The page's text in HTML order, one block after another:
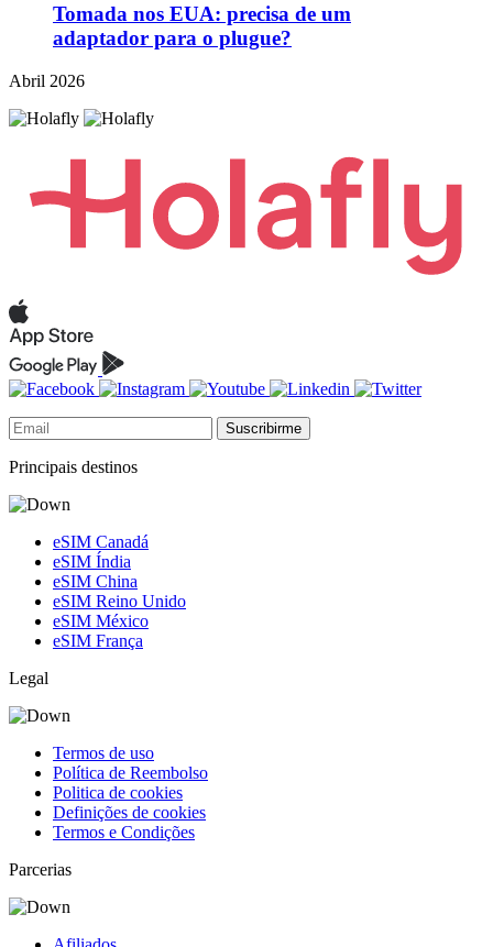
Tomada nos EUA: precisa de um
adaptador para o plugue?
Abril 2026
Suscribirme
Principais destinos
eSIM Canadá
eSIM Índia
eSIM China
eSIM Reino Unido
eSIM México
eSIM França
Legal
Termos de uso
Política de Reembolso
Politica de cookies
Definições de cookies
Termos e Condições
Parcerias